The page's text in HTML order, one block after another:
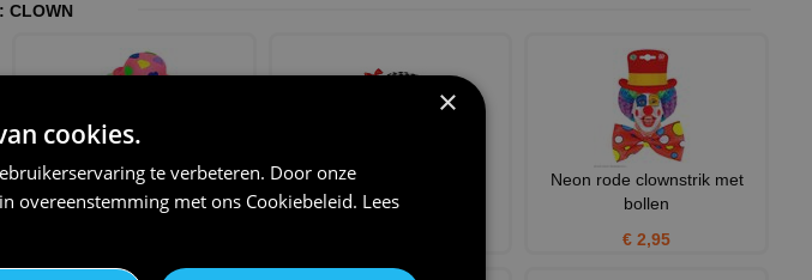
CLOWN
Roze bolhoed met hartjes
Circus paraplu
Neon rode clownstrik met
bollen
€ 2,95
×
cookies.
te verbeteren. Door onze
overeenstemming met ons Cookiebeleid. Lees